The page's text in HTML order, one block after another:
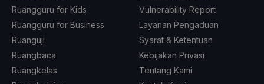
Ruangguru for Kids
Ruangguru for Business
Ruanguji
Ruangbaca
Ruangkelas
Vulnerability Report
Layanan Pengaduan
Syarat & Ketentuan
Kebijakan Privasi
Tentang Kami